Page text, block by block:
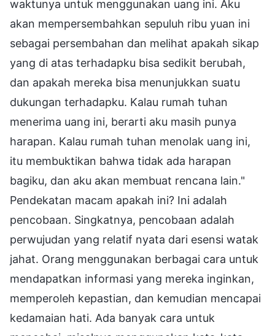
waktunya untuk menggunakan uang ini. Aku
akan mempersembahkan sepuluh ribu yuan ini
sebagai persembahan dan melihat apakah sikap
yang di atas terhadapku bisa sedikit berubah,
dan apakah mereka bisa menunjukkan suatu
dukungan terhadapku. Kalau rumah tuhan
menerima uang ini, berarti aku masih punya
harapan. Kalau rumah tuhan menolak uang ini,
itu membuktikan bahwa tidak ada harapan
bagiku, dan aku akan membuat rencana lain."
Pendekatan macam apakah ini? Ini adalah
pencobaan. Singkatnya, pencobaan adalah
perwujudan yang relatif nyata dari esensi watak
jahat. Orang menggunakan berbagai cara untuk
mendapatkan informasi yang mereka inginkan,
memperoleh kepastian, dan kemudian mencapai
kedamaian hati. Ada banyak cara untuk